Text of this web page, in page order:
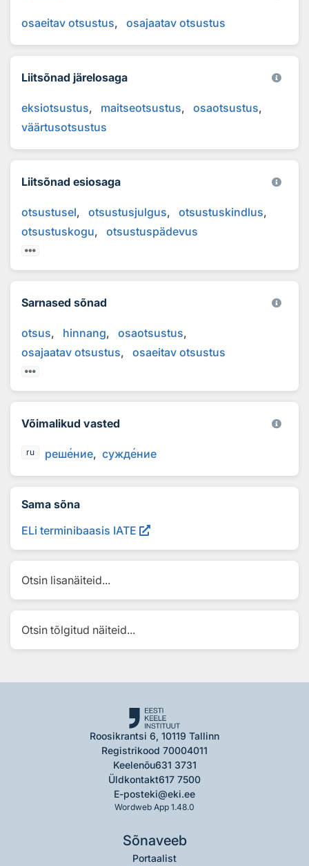
osaeitav otsustus osajaatav otsustus
Liitsõnad järelosaga
eksiotsustus maitseotsustus
osaotsustus
väärtusotsustus
Liitsõnad esiosaga
otsustusel otsustusjulgus
otsustuskindlus
otsustuskogu
otsustuspädevus
Sarnased sõnad
otsus hinnang
osaotsustus
osajaatav otsustus
osaeitav otsustus
Võimalikud vasted
ru решение суждение
Sama sõna
ELi terminibaasis IATE
Otsin lisanäiteid...
Otsin tõlgitud näiteid...
Roosikrantsi 6, 10119 Tallinn
Registrikood 70004011
Keelenõu631 3731
Üldkontakt617 7500
E-posteki@eki.ee
Wordweb App 1.48.0
Sõnaveeb
Portaalist